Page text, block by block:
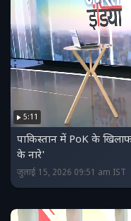
5:11
पाकिस्‍तान में PoK के
के नारे'
जुलाई 15, 2026 09:51 am IST